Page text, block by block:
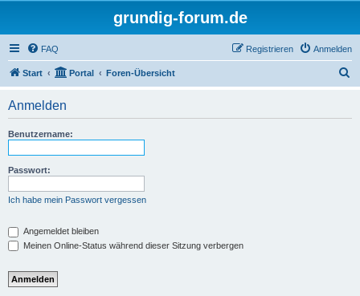
grundig-forum.de
FAQ Anmelden
Registrieren
Start Portal Foren-Übersicht
Anmelden
Benutzername:
Passwort:
Ich habe mein Passwort vergessen
Angemeldet bleiben
Meinen Online-Status während dieser Sitzung verbergen